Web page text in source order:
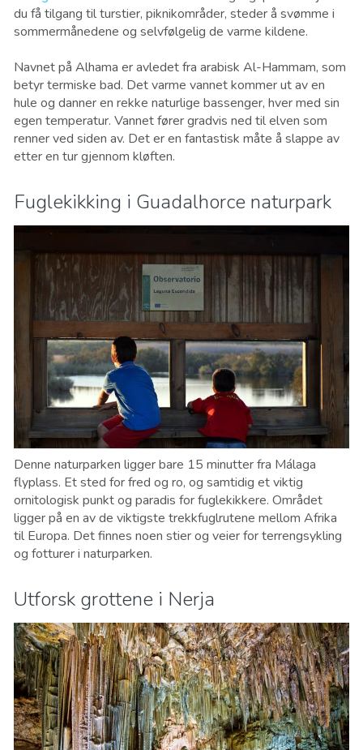
du få tilgang til turstier, piknikområder, steder å svømme i
sommermånedene og selvfølgelig de varme kildene.
Navnet på Alhama er avledet fra arabisk Al-Hammam, som
betyr termiske bad. Det varme vannet kommer ut av en
hule og danner en rekke naturlige bassenger, hver med sin
egen temperatur. Vannet fører gradvis ned til elven som
renner ved siden av. Det er en fantastisk måte å slappe av
etter en tur gjennom kløften.
Fuglekikking i Guadalhorce naturpark
Denne naturparken ligger bare 15 minutter fra Málaga
flyplass. Et sted for fred og ro, og samtidig et viktig
ornitologisk punkt og paradis for fuglekikkere. Området
ligger på en av de viktigste trekkfuglrutene mellom Afrika
til Europa. Det finnes noen stier og veier for terrengsykling
og fotturer i naturparken.
Utforsk grottene i Nerja